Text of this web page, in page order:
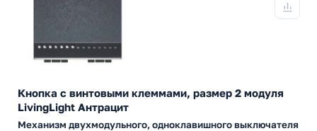
Кнопка с винтовыми клеммами, размер 2 модуля
LivingLight Антрацит
Механизм двухмодульного, одноклавишного выключателя